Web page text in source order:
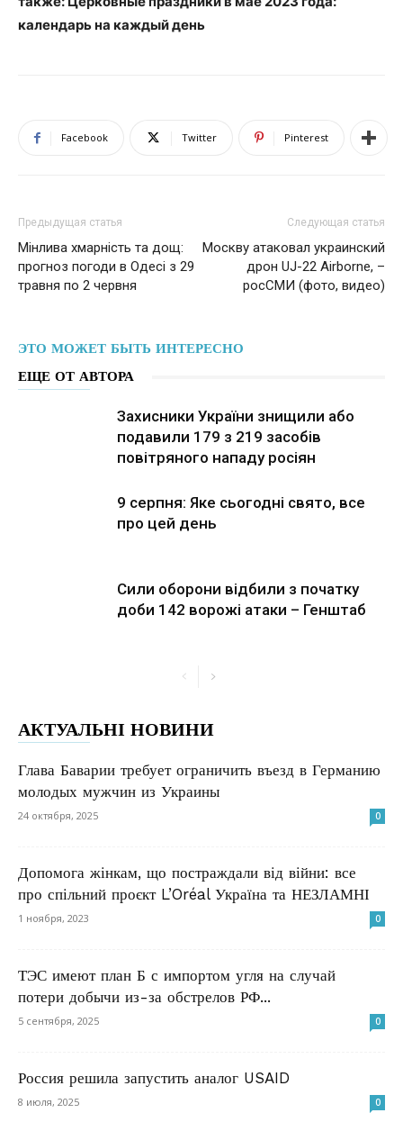
календарь на каждый день
Facebook Twitter Pinterest
Предыдущая статья
Мінлива хмарність та дощ:
прогноз погоди в Одесі з 29
травня по 2 червня
Следующая статья
Москву атаковал украинский
дрон UJ-22 Airborne, –
росСМИ (фото, видео)
ЭТО МОЖЕТ БЫТЬ ИНТЕРЕСНО
ЕЩЕ ОТ АВТОРА
Захисники України знищили або
подавили 179 з 219 засобів
повітряного нападу росіян
9 серпня: Яке сьогодні свято, все
про цей день
Сили оборони відбили з початку
доби 142 ворожі атаки – Генштаб
АКТУАЛЬНІ НОВИНИ
Глава Баварии требует ограничить въезд в Германию
молодых мужчин из Украины
24 октября, 2025 0
Допомога жінкам, що постраждали від війни: все
про спільний проєкт L’Oréal Україна та НЕЗЛАМНІ
1 ноября, 2023 0
ТЭС имеют план Б с импортом угля на случай
потери добычи из-за обстрелов РФ...
5 сентября, 2025 0
Россия решила запустить аналог USAID
8 июля, 2025 0